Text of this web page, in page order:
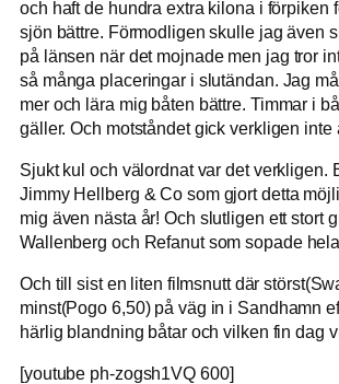
och haft de hundra extra kilona i förpiken
sjön bättre. Förmodligen skulle jag även
på länsen när det mojnade men jag tror
så många placeringar i slutändan. Jag
mer och lära mig båten bättre. Timmar i
gäller. Och motståndet gick verkligen inte
Sjukt kul och välordnat var det verkligen.
Jimmy Hellberg & Co som gjort detta
mig även nästa år! Och slutligen ett stort
Wallenberg och Refanut som sopade
Och till sist en liten filmsnutt där
minst(Pogo 6,50) på väg in i Sandhamn
härlig blandning båtar och vilken fin dag
[youtube ph-zogsh1VQ 600]